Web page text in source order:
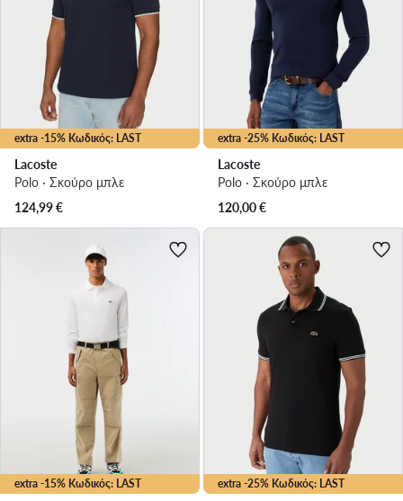
extra -15% Κωδικός: LAST
Lacoste
Polo · Σκούρο μπλε
124,99€
extra -25% Κωδικός: LAST
Lacoste
Polo · Σκούρο μπλε
120,00€
extra -15% Κωδικός: LAST extra -25% Κωδικός: LAST